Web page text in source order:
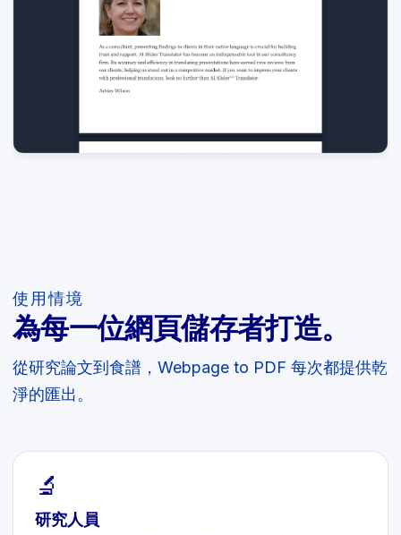
使用情境
為每一位網頁儲存者打造。
從研究論文到食譜，Webpage to PDF 每次都提供乾
淨的匯出。
🔬
研究人員